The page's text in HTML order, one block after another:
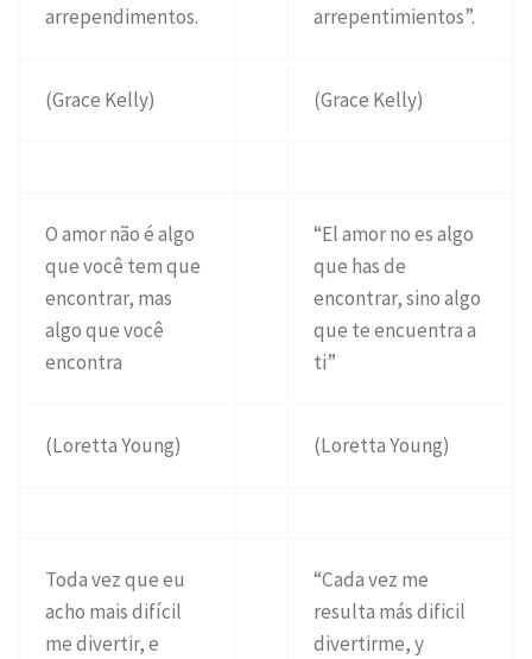
arrependimentos. arrepentimientos”.
(Grace Kelly) (Grace Kelly)
O amor não é algo
que você tem que
encontrar, mas
algo que você
encontra
“El amor no es algo
que has de
encontrar, sino algo
que te encuentra a
ti”
(Loretta Young) (Loretta Young)
Toda vez que eu
acho mais difícil
me divertir, e
“Cada vez me
resulta más dificil
divertirme, y